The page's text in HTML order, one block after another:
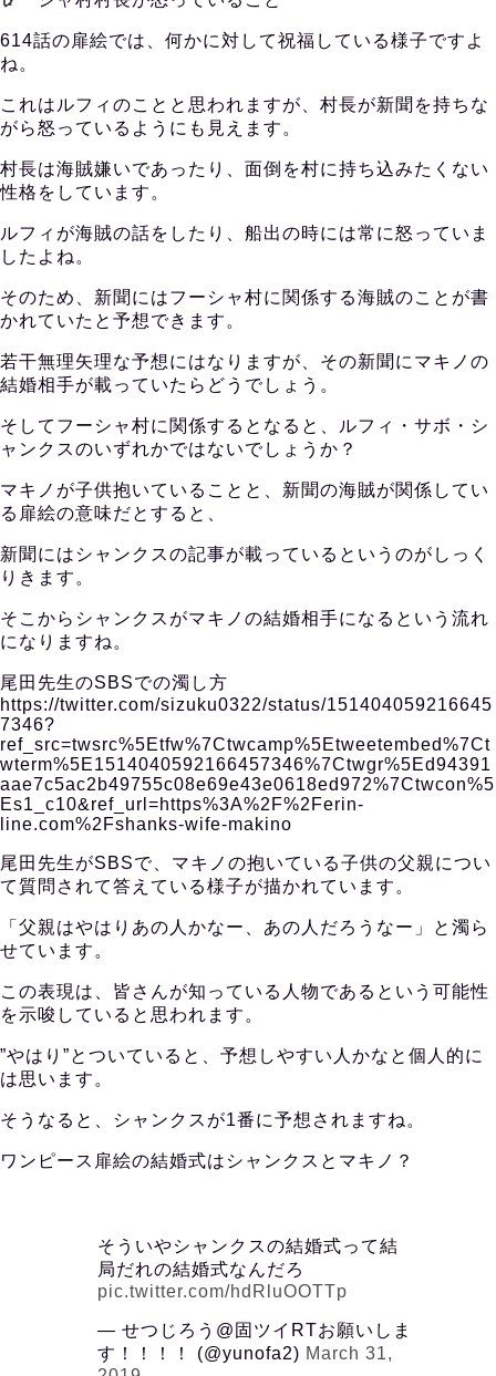
614話の扉絵では、何かに対して祝福している様子ですよ
ね。
これはルフィのことと思われますが、村長が新聞を持ちな
がら怒っているようにも見えます。
村長は海賊嫌いであったり、面倒を村に持ち込みたくない
性格をしています。
ルフィが海賊の話をしたり、船出の時には常に怒っていま
したよね。
そのため、新聞にはフーシャ村に関係する海賊のことが書
かれていたと予想できます。
若干無理矢理な予想にはなりますが、その新聞にマキノの
結婚相手が載っていたらどうでしょう。
そしてフーシャ村に関係するとなると、ルフィ・サボ・シ
ャンクスのいずれかではないでしょうか？
マキノが子供抱いていることと、新聞の海賊が関係してい
る扉絵の意味だとすると、
新聞にはシャンクスの記事が載っているというのがしっく
りきます。
そこからシャンクスがマキノの結婚相手になるという流れ
になりますね。
尾田先生のSBSでの濁し方
https://twitter.com/sizuku0322/status/151404059216645
7346?
ref_src=twsrc%5Etfw%7Ctwcamp%5Etweetembed%7Ct
wterm%5E1514040592166457346%7Ctwgr%5Ed94391
aae7c5ac2b49755c08e69e43e0618ed972%7Ctwcon%5
Es1_c10&ref_url=https%3A%2F%2Ferin-
line.com%2Fshanks-wife-makino
尾田先生がSBSで、マキノの抱いている子供の父親につい
て質問されて答えている様子が描かれています。
「父親はやはりあの人かなー、あの人だろうなー」と濁ら
せています。
この表現は、皆さんが知っている人物であるという可能性
を示唆していると思われます。
”やはり”とついていると、予想しやすい人かなと個人的に
は思います。
そうなると、シャンクスが1番に予想されますね。
ワンピース扉絵の結婚式はシャンクスとマキノ？
そういやシャンクスの結婚式って結
局だれの結婚式なんだろ
pic.twitter.com/hdRluOOTTp
— せつじろう@固ツイRTお願いしま
す！！！！ (@yunofa2) March 31,